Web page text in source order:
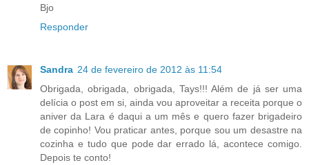
Bjo
Responder
Sandra 24 de fevereiro de 2012 às 11:54
Obrigada, obrigada, obrigada, Tays!!! Além de já ser uma
delícia o post em si, ainda vou aproveitar a receita porque o
aniver da Lara é daqui a um mês e quero fazer brigadeiro
de copinho! Vou praticar antes, porque sou um desastre na
cozinha e tudo que pode dar errado lá, acontece comigo.
Depois te conto!